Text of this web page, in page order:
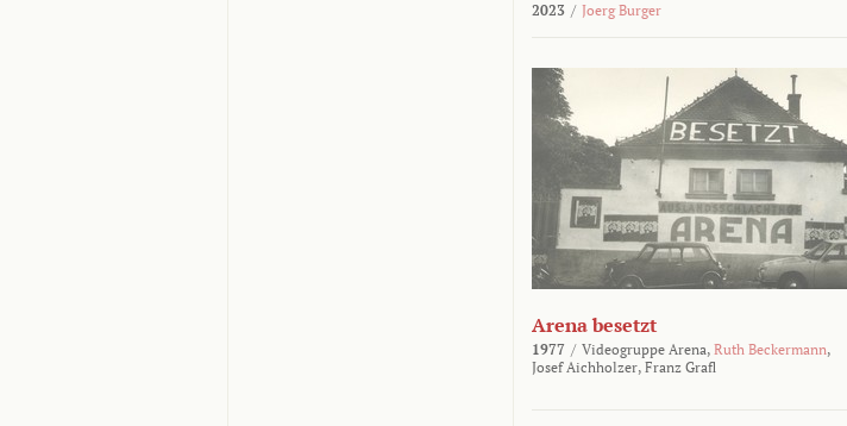
2023 / Joerg Burger
Arena besetzt
1977 / Videogruppe Arena, Ruth Beckermann,
Josef Aichholzer, Franz Grafl